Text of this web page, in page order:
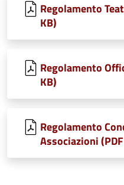
Regolamento
KB)
Regolamento
KB)
Regolamento
Associazioni